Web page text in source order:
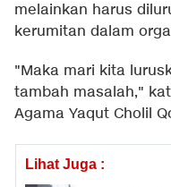
melainkan harus
kerumitan dalam
"Maka mari kita
tambah masalah,"
Agama Yaqut Cholil
Lihat Juga :